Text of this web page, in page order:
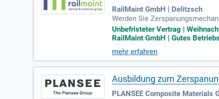
RailMaint GmbH | Delitzsch
Werden Sie
ohren und Fräsen. In dieser
wie Schlossertätigkeiten. Sie
efristeten Arbeitsvertrag, 30
erer Radsatzwerkstatt!
Unbefristeter Vertrag |
RailMaint GmbH | Gutes
mehr erfahren
Ausbildung zum
PLANSEE Composite Materials